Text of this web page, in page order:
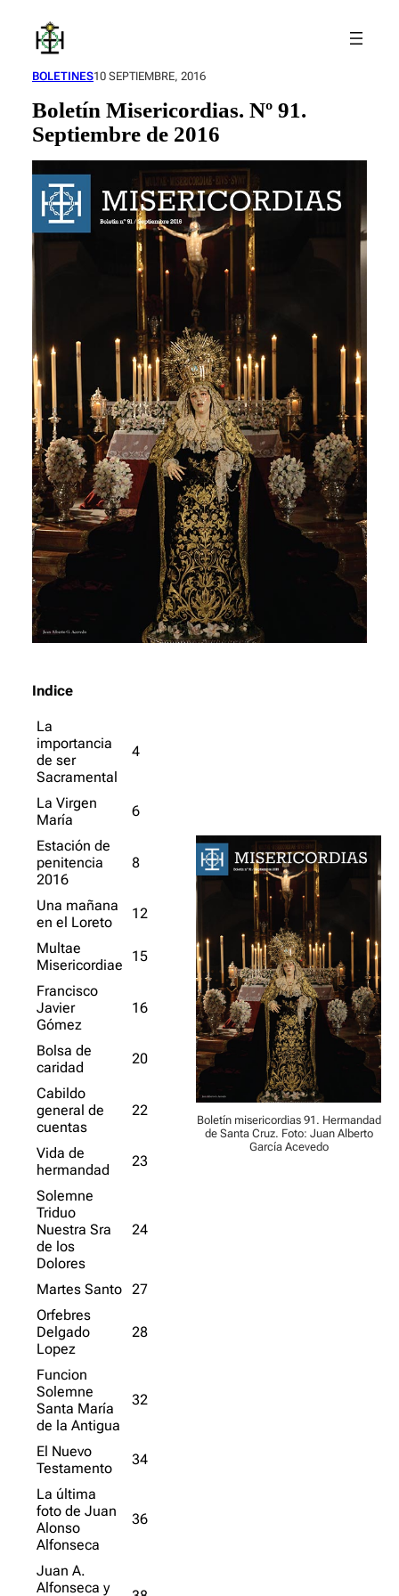
contenido
BOLETINES10 SEPTIEMBRE, 2016
Boletín Misericordias. Nº 91.
Septiembre de 2016
Indice
La
importancia
de ser
Sacramental
4
Boletín misericordias 91. Hermandad
de Santa Cruz. Foto: Juan Alberto
García Acevedo
La Virgen
María
6
Estación de
penitencia
2016
8
Una mañana
en el Loreto
12
Multae
Misericordiae
15
Francisco
Javier
Gómez
16
Bolsa de
caridad
20
Cabildo
general de
cuentas
22
Vida de
hermandad
23
Solemne
Triduo
Nuestra Sra
de los
Dolores
24
Martes Santo 27
Orfebres
Delgado
Lopez
28
Funcion
Solemne
Santa María
de la Antigua
32
El Nuevo
Testamento
34
La última
foto de Juan
Alonso
Alfonseca
36
Juan A.
Alfonseca y